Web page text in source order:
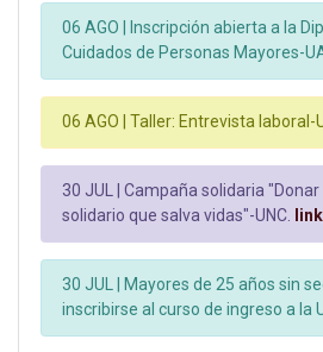
06 AGO |
Inscripción abierta a la
Cuidados de Personas Mayores-
06 AGO | Taller: Entrevista laboral-
30 JUL | Campaña solidaria
solidario que salva vidas"-UNC. link
30 JUL |
Mayores de 25 años sin
inscribirse al curso de ingreso a la